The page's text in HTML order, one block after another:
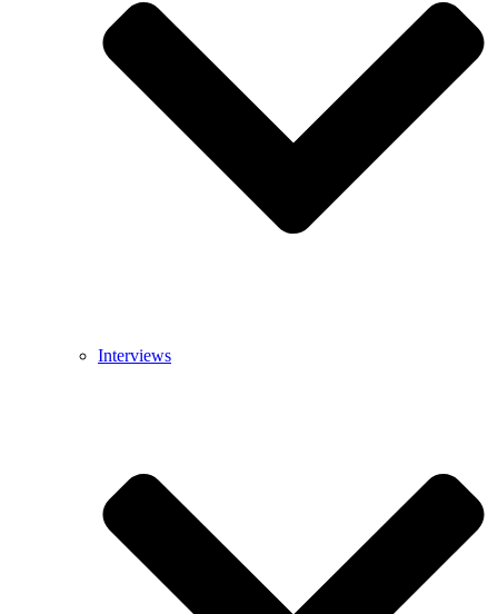
Interviews